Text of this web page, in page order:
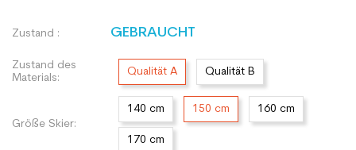
Zustand : GEBRAUCHT
Zustand des
Materials:
Qualität A Qualität B
Größe Skier:
140 cm 150 cm 160 cm
170 cm